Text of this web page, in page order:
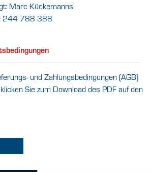
Marc Kückemanns
244 788 388
und Zahlungsbedingungen (AGB)
Sie zum Download des PDF auf den